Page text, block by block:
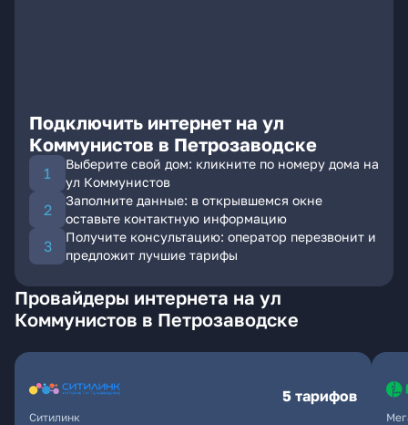
Подключить интернет на ул
Коммунистов в Петрозаводске
Выберите свой дом: кликните по номеру дома на
ул Коммунистов
Заполните данные: в открывшемся окне
оставьте контактную информацию
Получите консультацию: оператор перезвонит и
предложит лучшие тарифы
Провайдеры интернета на ул
Коммунистов в Петрозаводске
Ситилинк
5 тарифов